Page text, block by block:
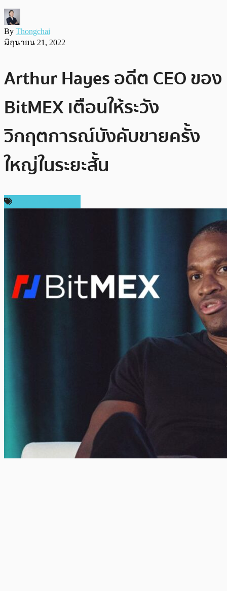
By Thongchai
มิถุนายน 21, 2022
Arthur Hayes อดีต CEO ของ
BitMEX เตือนให้ระวัง
วิกฤตการณ์บังคับขายครั้ง
ใหญ่ในระยะสั้น